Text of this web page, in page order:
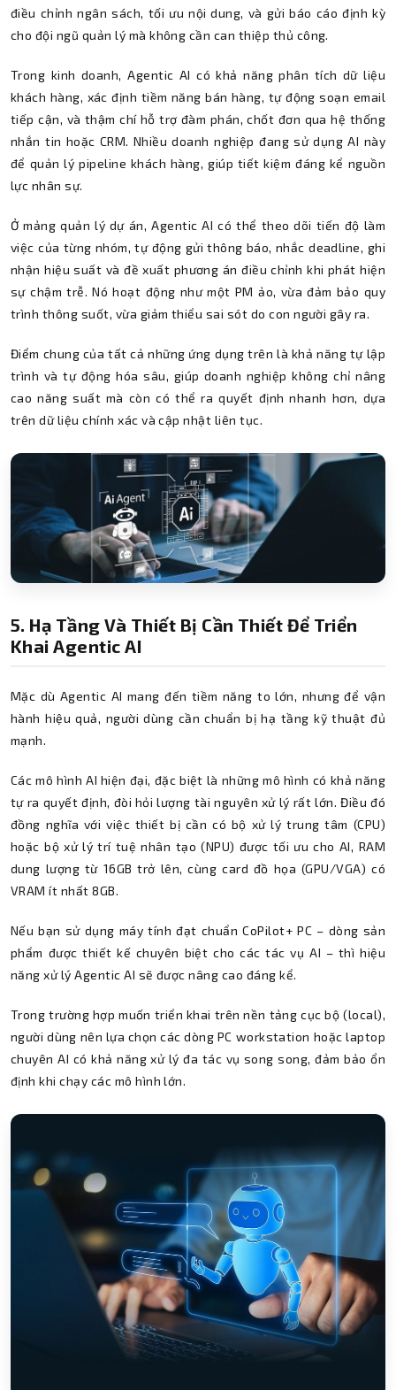
điều chỉnh ngân sách, tối ưu nội dung, và gửi báo cáo định kỳ
cho đội ngũ quản lý mà không cần can thiệp thủ công.
Trong kinh doanh, Agentic AI có khả năng phân tích dữ liệu
khách hàng, xác định tiềm năng bán hàng, tự động soạn email
tiếp cận, và thậm chí hỗ trợ đàm phán, chốt đơn qua hệ thống
nhắn tin hoặc CRM. Nhiều doanh nghiệp đang sử dụng AI này
để quản lý pipeline khách hàng, giúp tiết kiệm đáng kể nguồn
lực nhân sự.
Ở mảng quản lý dự án, Agentic AI có thể theo dõi tiến độ làm
việc của từng nhóm, tự động gửi thông báo, nhắc deadline, ghi
nhận hiệu suất và đề xuất phương án điều chỉnh khi phát hiện
sự chậm trễ. Nó hoạt động như một PM ảo, vừa đảm bảo quy
trình thông suốt, vừa giảm thiểu sai sót do con người gây ra.
Điểm chung của tất cả những ứng dụng trên là khả năng tự lập
trình và tự động hóa sâu, giúp doanh nghiệp không chỉ nâng
cao năng suất mà còn có thể ra quyết định nhanh hơn, dựa
trên dữ liệu chính xác và cập nhật liên tục.
5. Hạ Tầng Và Thiết Bị Cần Thiết Để Triển
Khai Agentic AI
Mặc dù Agentic AI mang đến tiềm năng to lớn, nhưng để vận
hành hiệu quả, người dùng cần chuẩn bị hạ tầng kỹ thuật đủ
mạnh.
Các mô hình AI hiện đại, đặc biệt là những mô hình có khả năng
tự ra quyết định, đòi hỏi lượng tài nguyên xử lý rất lớn. Điều đó
đồng nghĩa với việc thiết bị cần có bộ xử lý trung tâm (CPU)
hoặc bộ xử lý trí tuệ nhân tạo (NPU) được tối ưu cho AI, RAM
dung lượng từ 16GB trở lên, cùng card đồ họa (GPU/VGA) có
VRAM ít nhất 8GB.
Nếu bạn sử dụng máy tính đạt chuẩn CoPilot+ PC – dòng sản
phẩm được thiết kế chuyên biệt cho các tác vụ AI – thì hiệu
năng xử lý Agentic AI sẽ được nâng cao đáng kể.
Trong trường hợp muốn triển khai trên nền tảng cục bộ (local),
người dùng nên lựa chọn các dòng PC workstation hoặc laptop
chuyên AI có khả năng xử lý đa tác vụ song song, đảm bảo ổn
định khi chạy các mô hình lớn.